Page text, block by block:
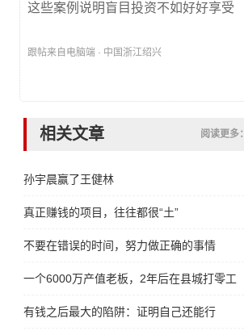
这些案例说明盲目投资不如好好享受
跟帖来自电脑端 · 中国浙江绍兴
相关文章 阅读更多：
孙宇晨赢了王健林
真正赚钱的项目，往往都很“土”
不要在错误的时间，努力做正确的事情
一个6000万产值老板，2年后在县城打零工
有钱之后最大的陷阱：证明自己还能行